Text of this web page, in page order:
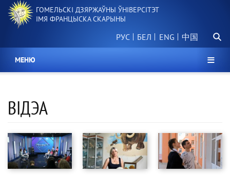
Перайсці
асноўнага
ГОМЕЛЬСКІ ДЗЯРЖАЎНЫ ЎНІВЕРСІТЭТ
ІМЯ ФРАНЦЫСКА СКАРЫНЫ
РУС БЕЛ 中国
МЕНЮ
ВIДЭА